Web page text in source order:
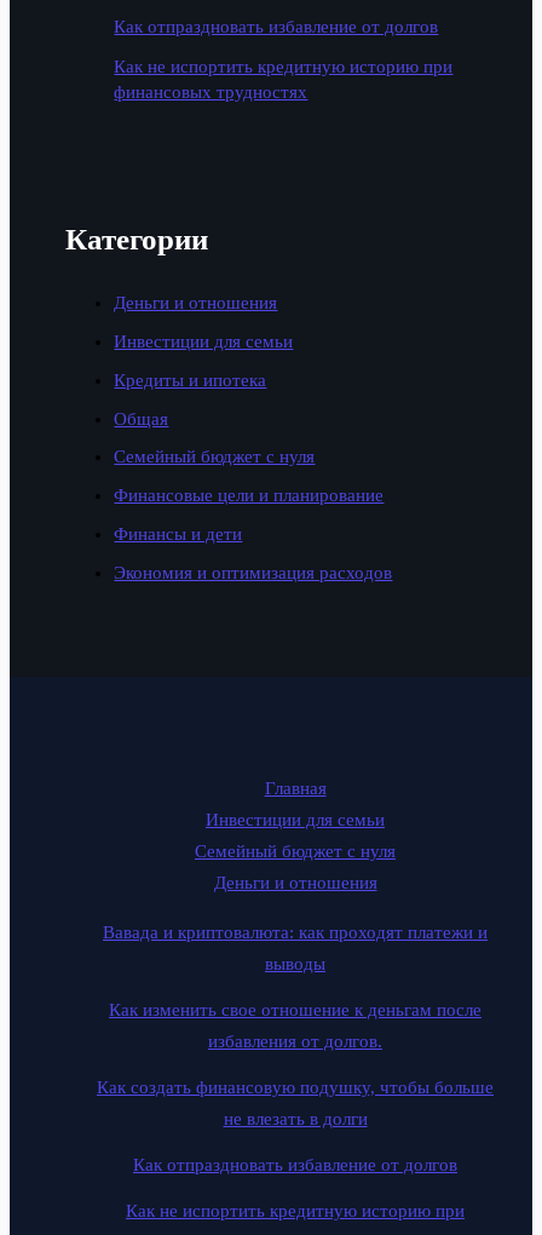
Как отпраздновать избавление от долгов
Как не испортить кредитную историю при
финансовых трудностях
Категории
Деньги и отношения
Инвестиции для семьи
Кредиты и ипотека
Общая
Семейный бюджет с нуля
Финансовые цели и планирование
Финансы и дети
Экономия и оптимизация расходов
Главная
Инвестиции для семьи
Семейный бюджет с нуля
Деньги и отношения
Вавада и криптовалюта: как проходят платежи и
выводы
Как изменить свое отношение к деньгам после
избавления от долгов.
Как создать финансовую подушку, чтобы больше
не влезать в долги
Как отпраздновать избавление от долгов
Как не испортить кредитную историю при